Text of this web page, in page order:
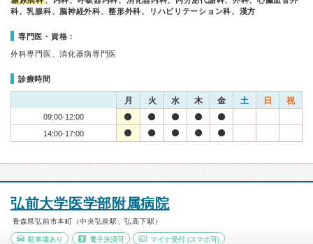
科、乳腺科、脳神経外科、整形外科、リハビリテーション科、漢方
専門医・資格：
外科専門医、消化器病専門医
診療時間
月 火 水 木 金 土 日 祝
09:00-12:00
14:00-17:00
弘前大学医学部附属病院
青森県弘前市本町（中央弘前駅、弘高下駅）
駐車場あり 電子決済可 マイナ受付 (スマホ可)